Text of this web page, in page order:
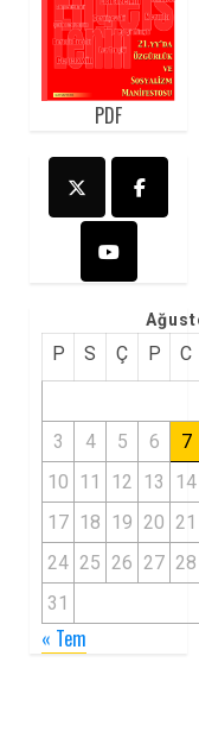
PDF
P S Ç P C
3 4 5 6
7
10 11 12 13
14
17 18 19 20 21
24 25 26 27 28
31
« Tem